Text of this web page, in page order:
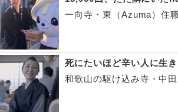
一向寺・東（Azuma）住
死にたいほど辛い人に生
和歌山の駆け込み寺・中